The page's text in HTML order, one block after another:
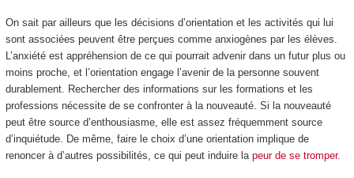
On sait par ailleurs que les décisions d’orientation et les activités qui lui
sont associées peuvent être perçues comme anxiogènes par les élèves.
L’anxiété est appréhension de ce qui pourrait advenir dans un futur plus ou
moins proche, et l’orientation engage l’avenir de la personne souvent
durablement. Rechercher des informations sur les formations et les
professions nécessite de se confronter à la nouveauté. Si la nouveauté
peut être source d’enthousiasme, elle est assez fréquemment source
d’inquiétude. De même, faire le choix d’une orientation implique de
renoncer à d’autres possibilités, ce qui peut induire la peur de se tromper.